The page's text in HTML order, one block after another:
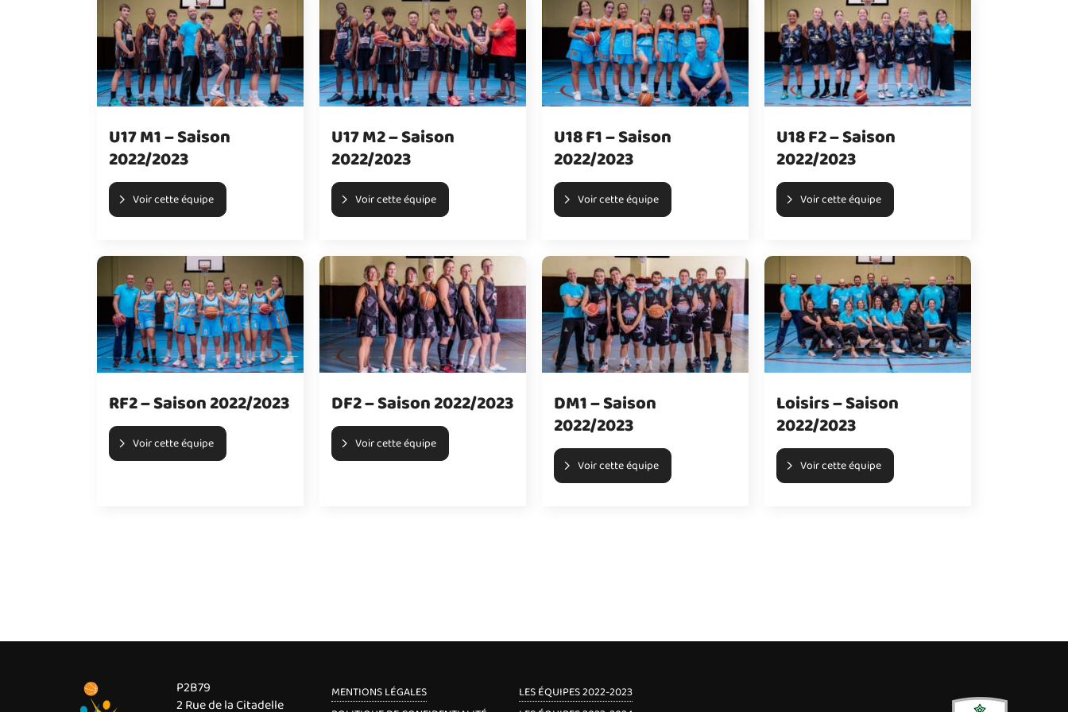
U17 M1 – Saison
2022/2023
Voir cette équipe
U17 M2 – Saison
2022/2023
Voir cette équipe
U18 F1 – Saison
2022/2023
Voir cette équipe
U18 F2 – Saison
2022/2023
Voir cette équipe
RF2 – Saison 2022/2023
Voir cette équipe
DF2 – Saison 2022/2023
Voir cette équipe
DM1 – Saison
2022/2023
Voir cette équipe
Loisirs – Saison
2022/2023
Voir cette équipe
P2B79
2 Rue de la Citadelle
MENTIONS LÉGALES
LES ÉQUIPES 2022-2023